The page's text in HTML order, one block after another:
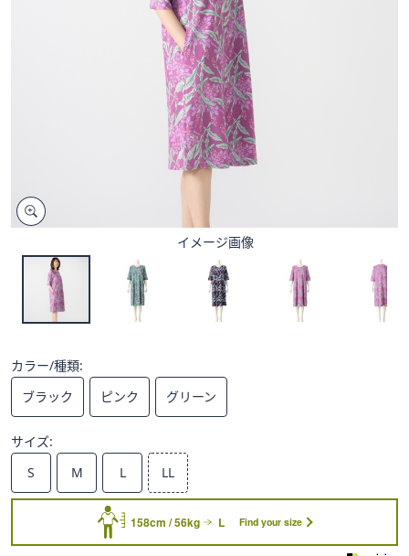
で
左
に
イ
し
て
閲
覧
で
き
ま
イメージ画像
カラー/種類:
ブラック
ピンク グリーン
サイズ:
S
M L LL
158cm / 56kg L Find your size